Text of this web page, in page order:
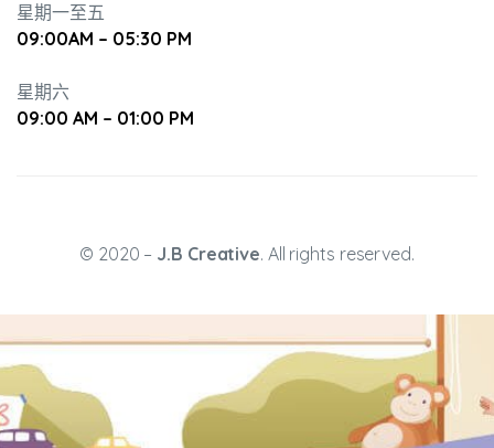
星期一至五
09:00AM – 05:30 PM
星期六
09:00 AM – 01:00 PM
© 2020 – J.B Creative. All rights reserved.